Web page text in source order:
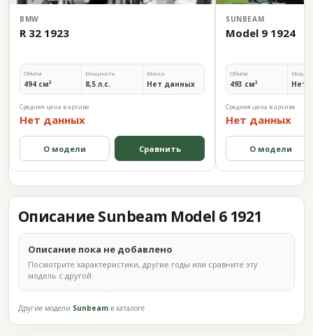
BMW
R 32 1923
Объём
494 см³
Мощность
8,5 л.с.
Масса
Нет данных
Средняя цена в архиве
Нет данных
О модели Сравнить
SUNBEAM
Model 9 1924
Объём
493 см³ Нет
Средняя цена в архиве
Нет данных
О модели
Описание Sunbeam Model 6 1921
Описание пока не добавлено
Посмотрите характеристики, другие годы или сравните эту
модель с другой.
Другие модели Sunbeam в каталоге